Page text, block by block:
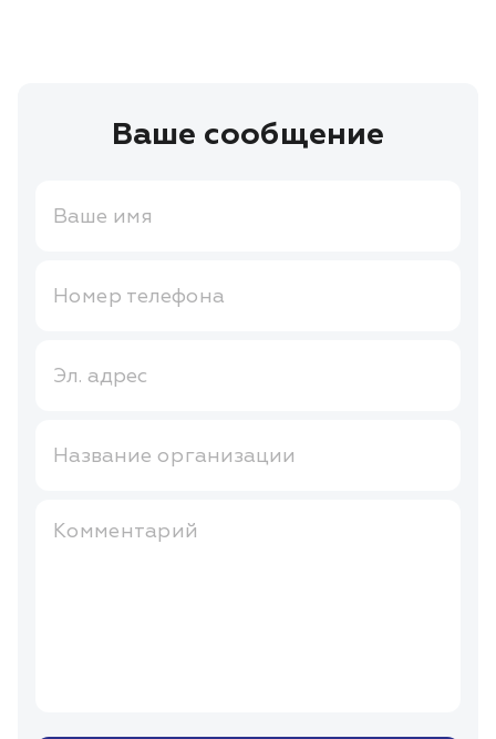
Ваше сообщение
Ваше имя
Номер телефона
Эл. адрес
Название организации
Комментарий